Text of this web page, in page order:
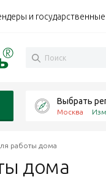
и государственные
Выбрать
Москва
работы дома
дома